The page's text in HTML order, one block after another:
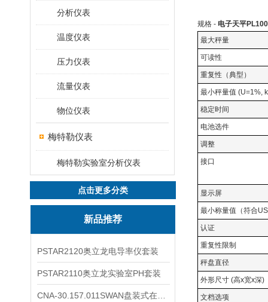
分析仪表
温度仪表
压力仪表
流量仪表
物位仪表
梅特勒仪表
梅特勒实验室分析仪表
点击更多分类
新品推荐
PSTAR2120奥立龙电导率仪套装
PSTAR2110奥立龙实验室PH套装
规格 - 电子天平
最大秤量
可读性
重复性（典型）
最小秤量值 (U=1%,
稳定时间
电池选件
调整
接口
显示屏
最小称量值（符合
认证
重复性限制
秤盘直径
外形尺寸 (高x宽x深)
文档选项